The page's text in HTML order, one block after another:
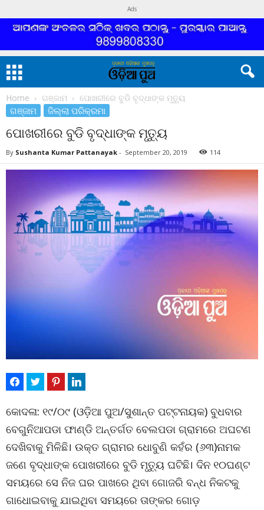
Ads
Home ଗଞ୍ଜାମ ପୋଖରୀରେ ବୁଡି ବୃଦ୍ଧାଙ୍କ ମୃତ୍ୟୁ
ଗଞ୍ଜାମ ଜିଲ୍ଲା ପରିକ୍ରମା
ପୋଖରୀରେ ବୁଡି ବୃଦ୍ଧାଙ୍କ ମୃତ୍ୟୁ
By Sushanta Kumar Pattanayak - September 20, 2019 114
କୋଦଳା: ୧୯/୦୯ (ଓଡ଼ିଆ ପୁଅ/ସୁଶାନ୍ତ ପଟ୍ଟନାୟକ) ବୁଧବାର
ବେଗୁନିଆପଡା ଫାଣ୍ଡି ଅନ୍ତର୍ଗତ ବେଲପଡା ଗ୍ରାମରେ ଅଘଟଣ
ଦେଖିବାକୁ ମିଳିଛି। ଉକ୍ତ ଗ୍ରାମର ଧୋବୁଣି କହଁର (୬୩)ନାମକ
ଜଣେ ବୃଦ୍ଧାଙ୍କ ପୋଖରୀରେ ବୁଡି ମୃତ୍ୟୁ ଘଟିଛି। ଦିନ ୧୦ଘଣ୍ଟ
ସମୟରେ ସେ ନିଜ ଘର ପାଖରେ ଥିବା ଗୋଜରି ବନ୍ଧ ନିକଟକୁ
ଗାଧୋଇବାକୁ ଯାଇଥିବା ସମୟରେ ତାଙ୍କର ଗୋଡ଼